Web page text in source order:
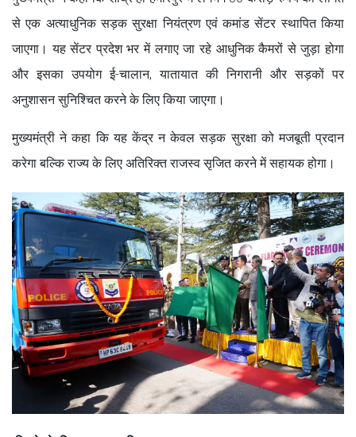
से एक अत्याधुनिक सड़क सुरक्षा नियंत्रण एवं कमांड सेंटर स्थापित किया
जाएगा। यह सेंटर प्रदेश भर में लगाए जा रहे आधुनिक कैमरों से जुड़ा होगा
और इसका उपयोग ई-चालान, यातायात की निगरानी और सड़कों पर
अनुशासन सुनिश्चित करने के लिए किया जाएगा।
मुख्यमंत्री ने कहा कि यह केंद्र न केवल सड़क सुरक्षा को मजबूती प्रदान
करेगा बल्कि राज्य के लिए अतिरिक्त राजस्व सृजित करने में सहायक होगा।